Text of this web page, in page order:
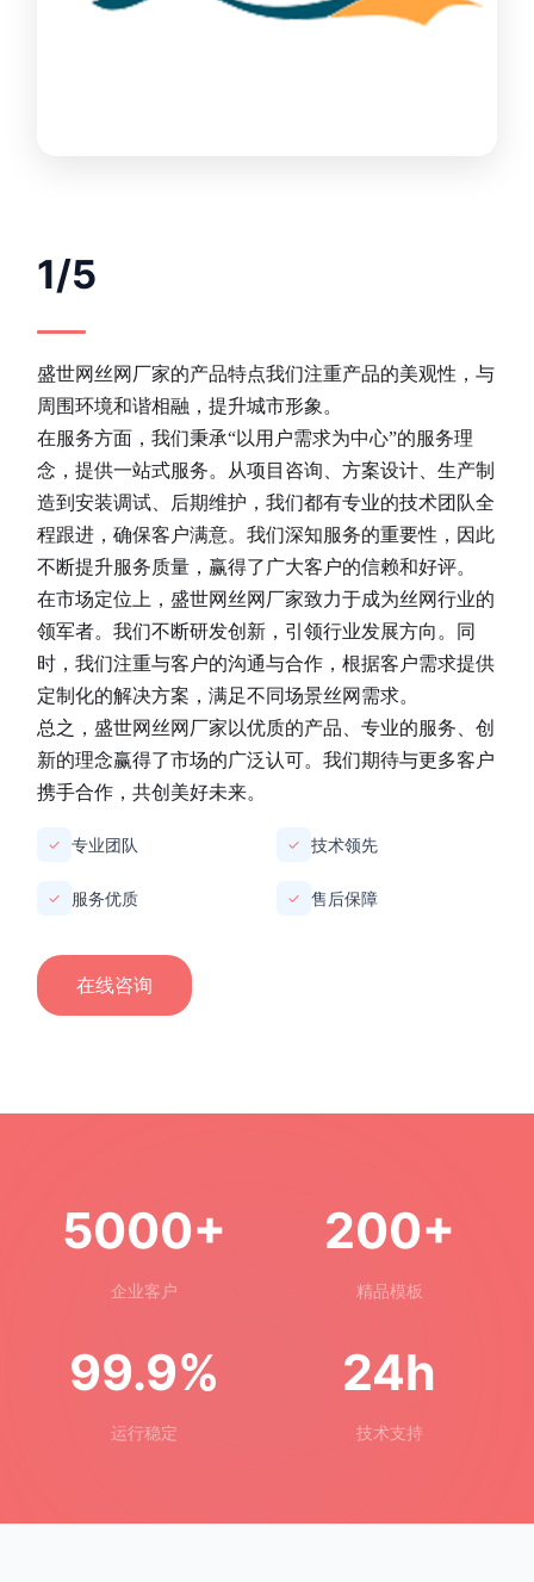
1/5
盛世网丝网厂家的产品特点我们注重产品的美观性，与
周围环境和谐相融，提升城市形象。
在服务方面，我们秉承“以用户需求为中心”的服务理
念，提供一站式服务。从项目咨询、方案设计、生产制
造到安装调试、后期维护，我们都有专业的技术团队全
程跟进，确保客户满意。我们深知服务的重要性，因此
不断提升服务质量，赢得了广大客户的信赖和好评。
在市场定位上， 盛世网丝网厂家致力于成为丝网行业的
领军者。我们不断研发创新，引领行业发展方向。同
时，我们注重与客户的沟通与合作，根据客户需求提供
定制化的解决方案，满足不同场景丝网需求。
总之， 盛世网丝网厂家以优质的产品、专业的服务、创
新的理念赢得了市场的广泛认可。我们期待与更多客户
携手合作，共创美好未来。
✓ 专业团队 ✓ 技术领先
✓ 服务优质 ✓ 售后保障
在线咨询
5000+
企业客户
200+
精品模板
99.9%
运行稳定
24h
技术支持